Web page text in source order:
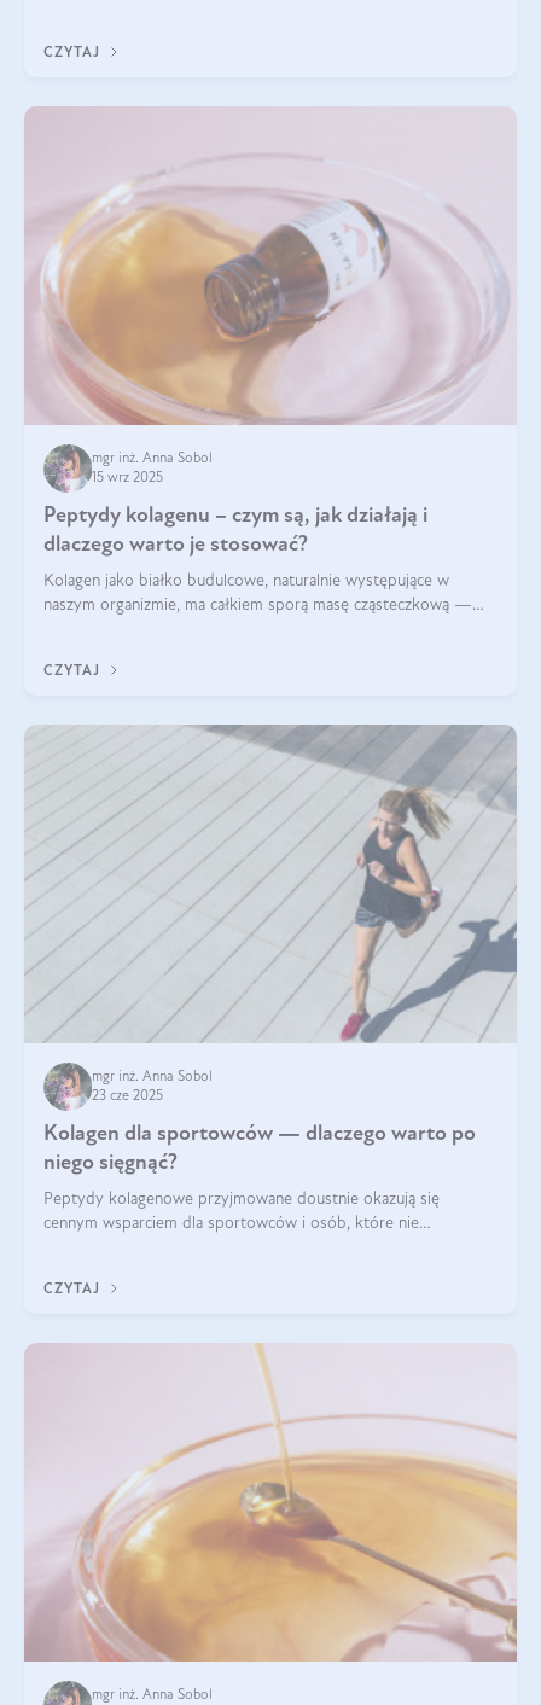
wysokiej jakości suplem
CZYTAJ
mgr inż. Anna Sobol
15 wrz 2025
Peptydy kolagenu – czym są, jak działają i
dlaczego warto je stosować?
Kolagen jako białko budulcowe, naturalnie występujące w
naszym organizmie, ma całkiem sporą masę cząsteczkową —
bardziej biodostępny
CZYTAJ
mgr inż. Anna Sobol
23 cze 2025
Kolagen dla sportowców — dlaczego warto po
niego sięgnąć?
Peptydy kolagenowe przyjmowane doustnie okazują się
cennym wsparciem dla sportowców i osób, które nie
CZYTAJ
mgr inż. Anna Sobol